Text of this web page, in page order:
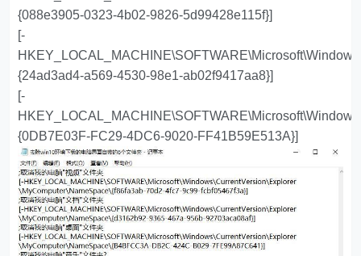
{088e3905-0323-4b02-9826-5d99428e115f}]
[-
{24ad3ad4-a569-4530-98e1-ab02f9417aa8}]
[-
{0DB7E03F-FC29-4DC6-9020-FF41B59E513A}]